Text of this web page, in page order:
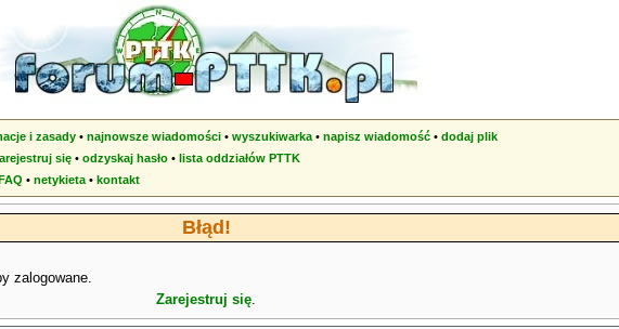
i zasady • najnowsze wiadomości • wyszukiwarka • napisz wiadomość • dodaj plik
się • odzyskaj hasło • lista oddziałów PTTK
• netykieta • kontakt
Błąd!
zalogowane.
Zarejestruj się.